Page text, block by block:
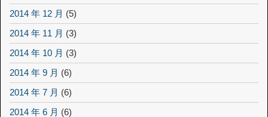
2014 年 12 月 (5)
2014 年 11 月 (3)
2014 年 10 月 (3)
2014 年 9 月 (6)
2014 年 7 月 (6)
2014 年 6 月 (6)